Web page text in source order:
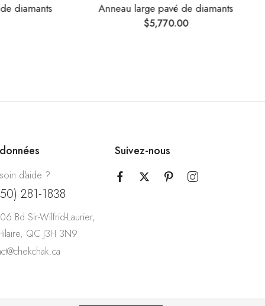
diamants Anneau large pavé de diamants
$5,770.00
d'aide ?
281-1838
Bd Sir-Wilfrid-Laurier,
QC J3H 3N9
Suivez-nous